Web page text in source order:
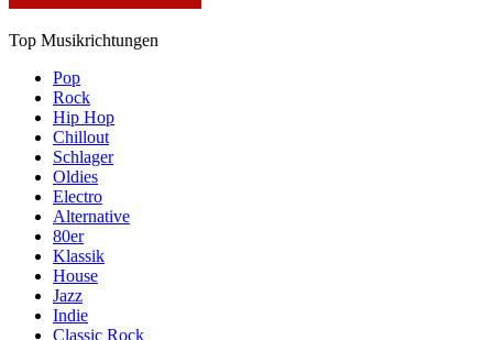
Top Musikrichtungen
Pop
Rock
Hip Hop
Chillout
Schlager
Oldies
Electro
Alternative
80er
Klassik
House
Jazz
Indie
Classic Rock